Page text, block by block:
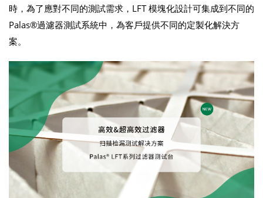
時，為了應對不同的測試需求，LFT 模塊化設計可集成到不同的
Palas®過濾器測試系統中，為客戶提供不同的定製化解決方
案。